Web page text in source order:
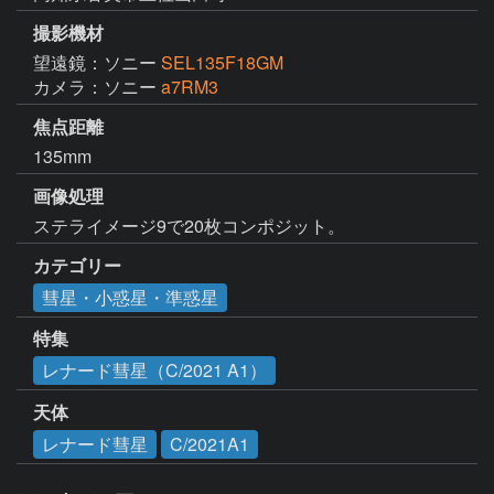
撮影機材
望遠鏡：ソニー SEL135F18GM
カメラ：ソニー a7RM3
焦点距離
135mm
画像処理
カテゴリー
彗星・小惑星・準惑星
特集
レナード彗星（C/2021 A1）
天体
レナード彗星
C/2021A1